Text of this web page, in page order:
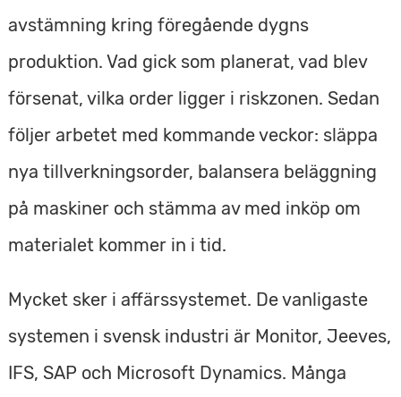
avstämning kring föregående dygns
produktion. Vad gick som planerat, vad blev
försenat, vilka order ligger i riskzonen. Sedan
följer arbetet med kommande veckor: släppa
nya tillverkningsorder, balansera beläggning
på maskiner och stämma av med inköp om
materialet kommer in i tid.
Mycket sker i affärssystemet. De vanligaste
systemen i svensk industri är Monitor, Jeeves,
IFS, SAP och Microsoft Dynamics. Många